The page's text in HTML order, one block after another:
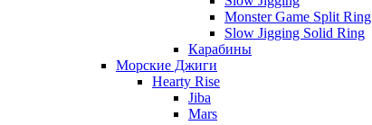
Monster Game Split Ring
Slow Jigging Solid Ring
Карабины
Морские Джиги
Hearty Rise
Jiba
Mars